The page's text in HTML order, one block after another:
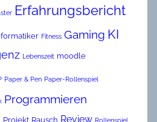
Erfahrungsbericht
Fitness Gaming KI
Lebenszeit moodle
Paper & Pen Paper-Rollenspiel
Programmieren
Projekt Rausch Review Rollenspiel